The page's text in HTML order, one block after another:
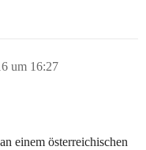
um 16:27
einem österreichischen